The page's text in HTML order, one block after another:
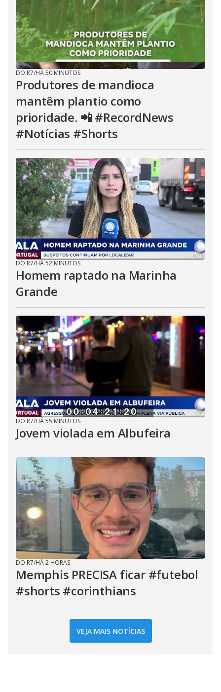
DO R7/HÁ 50 MINUTOS
Produtores de mandioca
mantêm plantio como
prioridade. 📲 #RecordNews
#Notícias #Shorts
DO R7/HÁ 52 MINUTOS
Homem raptado na Marinha
Grande
DO R7/HÁ 55 MINUTOS
Jovem violada em Albufeira
DO R7/HÁ 2 HORAS
Memphis PRECISA ficar #futebol
#shorts #corinthians
VEJA MAIS NOTÍCIAS